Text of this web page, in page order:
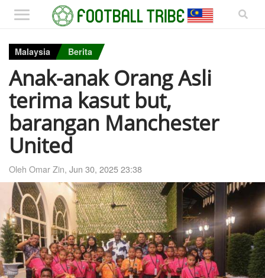
Malaysia Berita
Anak-anak Orang Asli
terima kasut but,
barangan Manchester
United
Oleh Omar Zin, Jun 30, 2025 23:38